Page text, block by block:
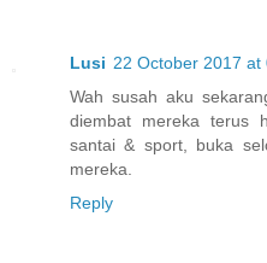
Lusi 22 October 2017 at
Wah susah aku
diembat mereka terus
santai & sport, buka
mereka.
Reply